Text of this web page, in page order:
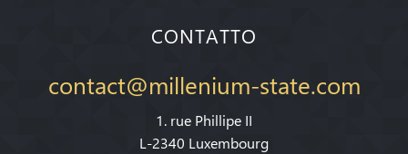
CONTATTO
contact@millenium-state.com
1. rue Phillipe II
L-2340 Luxembourg